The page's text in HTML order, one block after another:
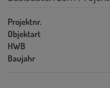
Projektnr.
Objektart
HWB
Baujahr